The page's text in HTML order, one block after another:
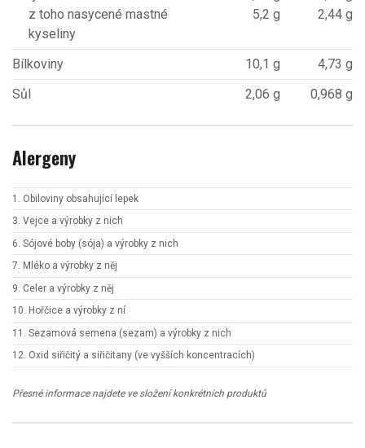
z toho nasycené mastné
kyseliny
5,2 g
2,44 g
Bílkoviny 10,1 g
4,73 g
Sůl
2,06 g 0,968 g
Alergeny
1. Obiloviny obsahující lepek
3. Vejce a výrobky z nich
6. Sójové boby (sója) a výrobky z nich
7. Mléko a výrobky z něj
9. Celer a výrobky z něj
10. Hořčice a výrobky z ní
11. Sezamová semena (sezam) a výrobky z nich
12. Oxid siřičitý a siřičitany (ve vyšších koncentracích)
Přesné informace najdete ve složení konkrétních produktů